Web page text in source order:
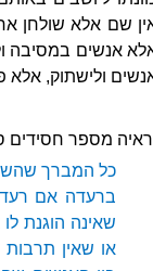
שם אלא שולחן
אנשים במסיבה
ולישתוק, אלא
מספר חסידים
כל המברך
ברעדה אם
שאינה הוגנת לו
או שאין תרבות